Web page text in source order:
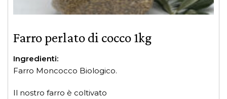
Farro perlato di cocco 1kg
Ingredienti:
Farro Moncocco Biologico.
Il nostro farro è coltivato